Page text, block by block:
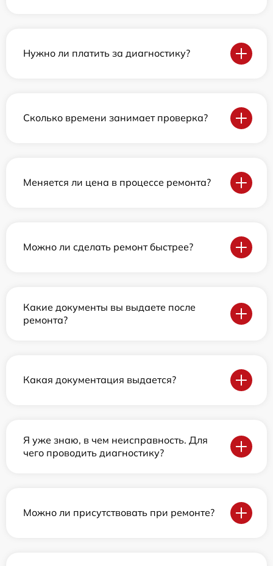
Нужно ли платить за диагностику?
Сколько времени занимает проверка?
Меняется ли цена в процессе ремонта?
Можно ли сделать ремонт быстрее?
Какие документы вы выдаете после
ремонта?
Какая документация выдается?
Я уже знаю, в чем неисправность. Для
чего проводить диагностику?
Можно ли присутствовать при ремонте?